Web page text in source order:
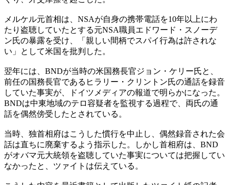
メルケル元首相は、NSAが自身の携帯電話を10年以上にわ
たり盗聴していたとする元NSA職員エドワード・スノーデ
ン氏の暴露を受け、「親しい間柄でスパイ行為は許されな
い」として米国を批判した。
翌年には、BNDが当時の米国務長官ジョン・ケリー氏と、
前任の国務長官であるヒラリー・クリントン氏の通話を録音
していた事実が、ドイツメディアの報道で明らかになった。
BNDは中東地域のテロ容疑者を監視する過程で、両氏の通
話を偶然傍受したとされている。
当時、独首相府はこうした慣行を中止し、偶然録音された会
話は直ちに廃棄するよう指示した。しかし首相府は、BND
がオバマ元大統領を盗聴していた事実については把握してい
なかったと、ツァイトは伝えている。